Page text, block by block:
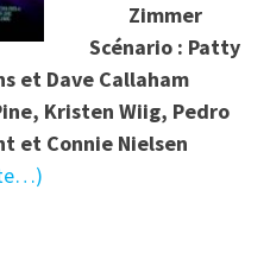
Zimmer
Scénario : Patty
et Dave Callaham
Kristen Wiig, Pedro
et Connie Nielsen